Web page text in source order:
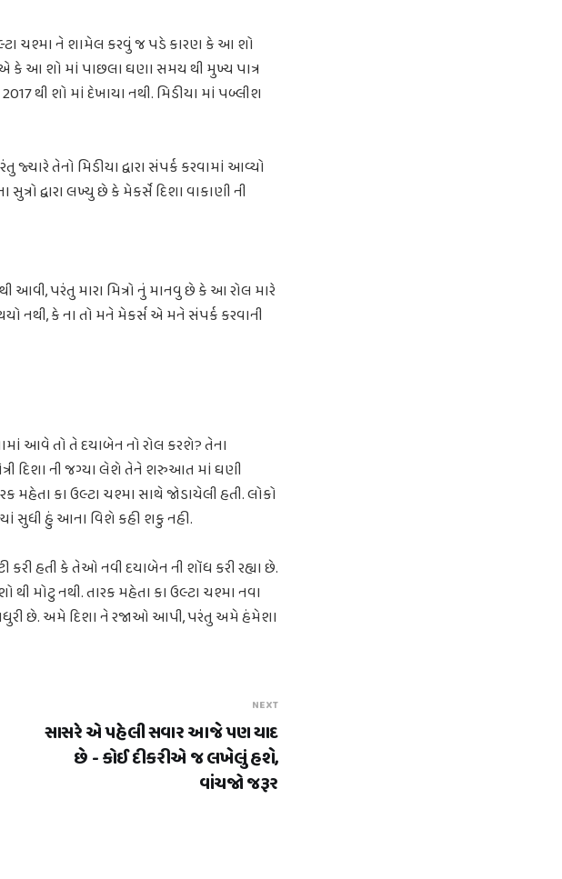
ચશ્મા ને શામેલ કરવું જ પડે કારણ કે આ શો
કે આ શો માં પાછલા ઘણા સમય થી મુખ્ય પાત્ર
થી શો માં દેખાયા નથી. મિડીયા માં પબ્લીશ
તેનો મિડીયા દ્વારા સંપર્ક કરવામાં આવ્યો
દ્વારા લખ્યુ છે કે મેકર્સે દિશા વાકાણી ની
પરંતુ મારા મિત્રો નું માનવુ છે કે આ રોલ મારે
નથી, કે ના તો મને મેકર્સ એ મને સંપર્ક કરવાની
આવે તો તે દયાબેન નો રોલ કરશે? તેના
દિશા ની જગ્યા લેશે તેને શરુઆત માં ઘણી
કા ઉલ્ટા ચશ્મા સાથે જોડાયેલી હતી. લોકો
સુધી હું આના વિશે કહી શકુ નહી.
હતી કે તેઓ નવી દયાબેન ની શૉધ કરી રહ્યા છે.
મોટુ નથી. તારક મહેતા કા ઉલ્ટા ચશ્મા નવા
છે. અમે દિશા ને રજાઓ આપી, પરંતુ અમે હંમેશા
NEXT
સાસરે એ પહેલી સવાર આજે પણ યાદ
છે - કોઈ દીકરીએ જ લખેલું હશે,
વાંચજો જરૂર